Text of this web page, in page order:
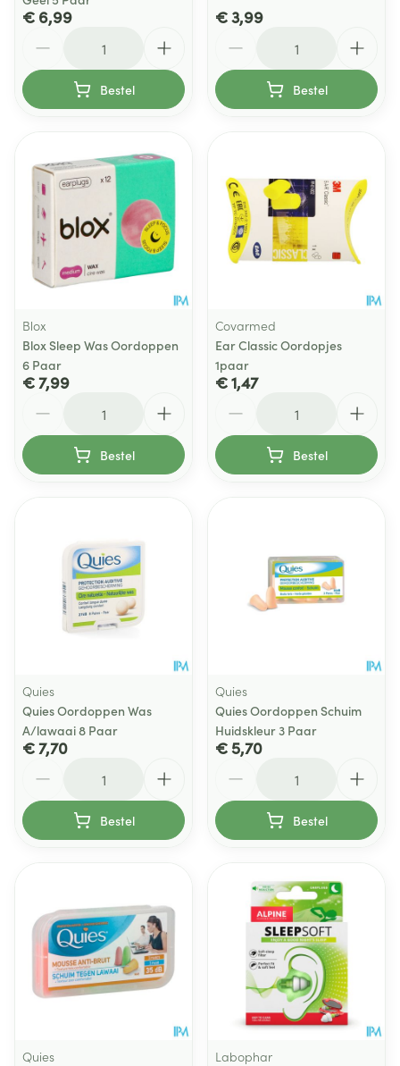
€ 6,99
Bestel
€ 3,99
Bestel
Blox
Blox Sleep Was Oordoppen
6 Paar
€ 7,99
Bestel
Covarmed
Ear Classic Oordopjes
1paar
€ 1,47
Bestel
Quies
Quies Oordoppen Was
A/lawaai 8 Paar
€ 7,70
Bestel
Quies
Quies Oordoppen Schuim
Huidskleur 3 Paar
€ 5,70
Bestel
Quies
Labophar